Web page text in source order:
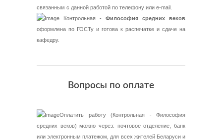
связанным с данной работой по телефону или e-mail.
Контрольная - Философия средних веков
оформлена по ГОСТу и готова к распечатке и сдаче на
кафедру.
Вопросы по оплате
Оплатить работу (Контрольная - Философия
средних веков) можно через: почтовое отделение, банк
или электронным платежом, для всех жителей Беларуси и